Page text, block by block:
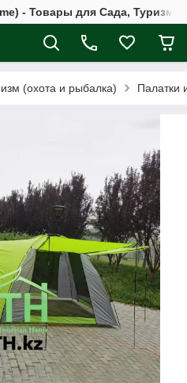
- Товары для Сада, Туризма
(охота и рыбалка) Палатки